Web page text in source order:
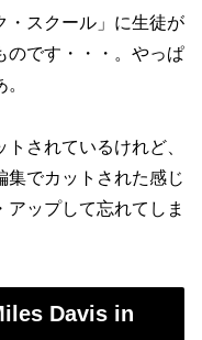
・スクール」に生徒が
のです・・・。やっぱ
トされているけれど、
集でカットされた感じ
アップして忘れてしま
Davis in